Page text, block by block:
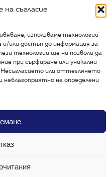
на съгласие
използваме технологии
и/или достъп до информация за
технологии ще ни позволи да
при сърфиране или уникални
или оттеглянето
неблагоприятно на определени
за поверителност.